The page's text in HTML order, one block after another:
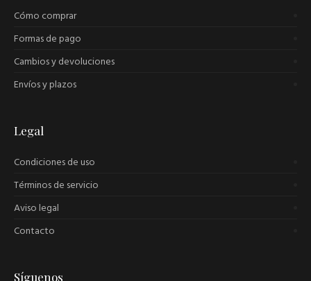
Cómo comprar
Formas de pago
Cambios y devoluciones
Envíos y plazos
Legal
Condiciones de uso
Términos de servicio
Aviso legal
Contacto
Síguenos